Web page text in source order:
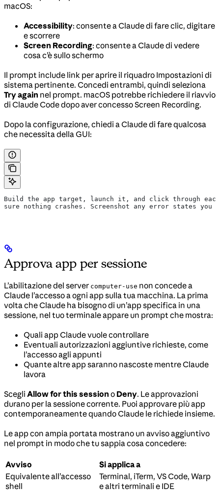
macOS:
Accessibility: consente a Claude di fare clic, digitare
e scorrere
Screen Recording: consente a Claude di vedere
cosa c’è sullo schermo
Il prompt include link per aprire il riquadro Impostazioni di
sistema pertinente. Concedi entrambi, quindi seleziona
Try again nel prompt. macOS potrebbe richiedere il riavvio
di Claude Code dopo aver concesso Screen Recording.
Dopo la configurazione, chiedi a Claude di fare qualcosa
che necessita della GUI:
Build the app target, launch it, and click through each
sure nothing crashes. Screenshot any error states you
Approva app per sessione
L’abilitazione del server computer-use non concede a
Claude l’accesso a ogni app sulla tua macchina. La prima
volta che Claude ha bisogno di un’app specifica in una
sessione, nel tuo terminale appare un prompt che mostra:
Quali app Claude vuole controllare
Eventuali autorizzazioni aggiuntive richieste, come
l’accesso agli appunti
Quante altre app saranno nascoste mentre Claude
lavora
Scegli Allow for this session o Deny. Le approvazioni
durano per la sessione corrente. Puoi approvare più app
contemporaneamente quando Claude le richiede insieme.
Le app con ampia portata mostrano un avviso aggiuntivo
nel prompt in modo che tu sappia cosa concedere:
Avviso
Si applica a
Equivalente all’accesso
shell
Terminal, iTerm, VS Code, Warp
e altri terminali e IDE